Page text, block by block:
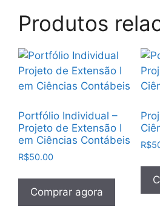
Produtos
Portfólio Individual –
Projeto de Extensão I
em Ciências Contábeis
R$50.00
Comprar agora
R$